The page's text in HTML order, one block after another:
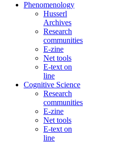
Phenomenology
Husserl
Archives
Research
communities
E-zine
Net tools
E-text on
line
Cognitive Science
Research
communities
E-zine
Net tools
E-text on
line